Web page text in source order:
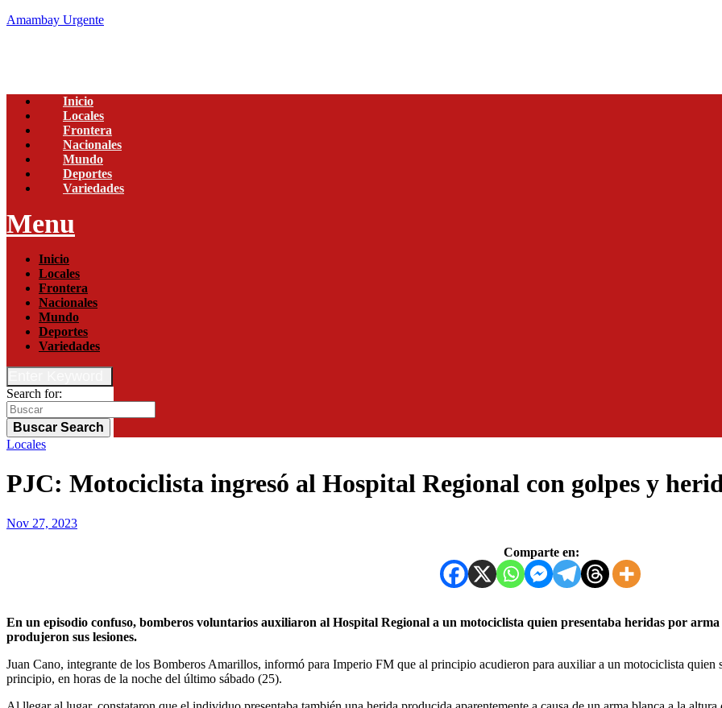
Amambay Urgente
Inicio
Locales
Frontera
Nacionales
Mundo
Deportes
Variedades
Menu
Inicio
Locales
Frontera
Nacionales
Mundo
Deportes
Variedades
Search for:
Buscar Search
Locales
PJC: Motociclista ingresó al Hospital Regional con golpes y
Nov 27, 2023
Comparte en:
En un episodio confuso, bomberos voluntarios auxiliaron al Hospital Regional a un motociclista quien presentaba heridas por arma blanca y golpes. Se desconoce cómo fueron las causas en que se
produjeron sus lesiones.
Juan Cano, integrante de los Bomberos Amarillos, informó para Imperio FM que al principio acudieron para auxiliar a un motociclista
principio, en horas de la noche del último sábado (25).